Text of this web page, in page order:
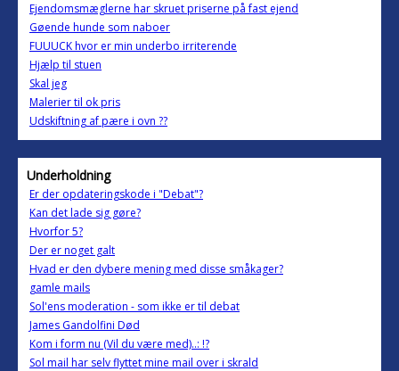
Ejendomsmæglerne har skruet priserne på fast ejend
Gøende hunde som naboer
FUUUCK hvor er min underbo irriterende
Hjælp til stuen
Skal jeg
Malerier til ok pris
Udskiftning af pære i ovn ??
Underholdning
Er der opdateringskode i "Debat"?
Kan det lade sig gøre?
Hvorfor 5?
Der er noget galt
Hvad er den dybere mening med disse småkager?
gamle mails
Sol'ens moderation - som ikke er til debat
James Gandolfini Død
Kom i form nu (Vil du være med)..: !?
Sol mail har selv flyttet mine mail over i skrald